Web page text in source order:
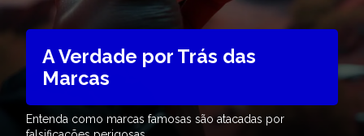
A Verdade por Trás das
Marcas
Entenda como marcas famosas são atacadas por